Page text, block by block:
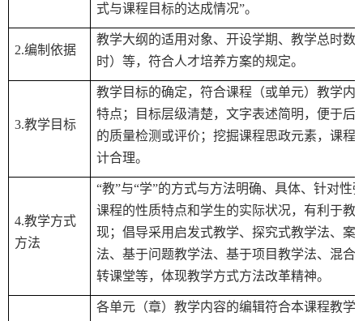
式与课程目标的达成情况”。
2.编制依据
教学大纲的适用对象、开设学期、教学总时数
时）等，符合人才培养方案的规定。
3.教学目标
教学目标的确定，符合课程（或单元）教学内
特点；目标层级清楚，文字表述简明，便于后
的质量检测或评价；挖掘课程思政元素，课程
计合理。
4.教学方式
方法
“教”与“学”的方式与方法明确、具体、针对性
课程的性质特点和学生的实际状况，有利于教
现；倡导采用启发式教学、探究式教学法、案
法、基于问题教学法、基于项目教学法、混合
转课堂等，体现教学方式方法改革精神。
各单元（章）教学内容的编辑符合本课程教学